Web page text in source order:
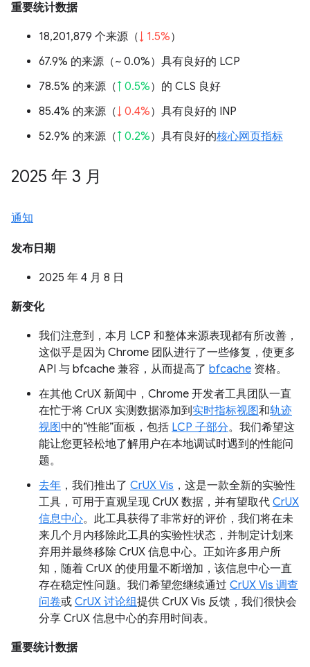
重要统计数据
18,201,879 个来源（↓ 1.5%）
67.9% 的来源（~ 0.0%）具有良好的 LCP
78.5% 的来源（↑ 0.5%）的 CLS 良好
85.4% 的来源（↓ 0.4%）具有良好的 INP
52.9% 的来源（↑ 0.2%）具有良好的核心网页指标
2025 年 3 月
通知
发布日期
2025 年 4 月 8 日
新变化
我们注意到，本月 LCP 和整体来源表现都有所改善，
这似乎是因为 Chrome 团队进行了一些修复，使更多
API 与 bfcache 兼容，从而提高了 bfcache 资格。
在其他 CrUX 新闻中，Chrome 开发者工具团队一直
在忙于将 CrUX 实测数据添加到实时指标视图和轨迹
视图中的“性能”面板，包括 LCP 子部分。我们希望这
能让您更轻松地了解用户在本地调试时遇到的性能问
题。
去年 ，我们推出了 CrUX Vis ，这是一款全新的实验性
工具，可用于直观呈现 CrUX 数据，并有望取代 CrUX
信息中心。此工具获得了非常好的评价，我们将在未
来几个月内移除此工具的实验性状态，并制定计划来
弃用并最终移除 CrUX 信息中心。正如许多用户所
知，随着 CrUX 的使用量不断增加，该信息中心一直
存在稳定性问题。我们希望您继续通过 CrUX Vis 调查
问卷或 CrUX 讨论组提供 CrUX Vis 反馈，我们很快会
分享 CrUX 信息中心的弃用时间表。
重要统计数据